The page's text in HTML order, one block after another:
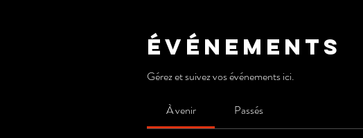
Événements
Gérez et suivez vos événements ici.
À venir Passés